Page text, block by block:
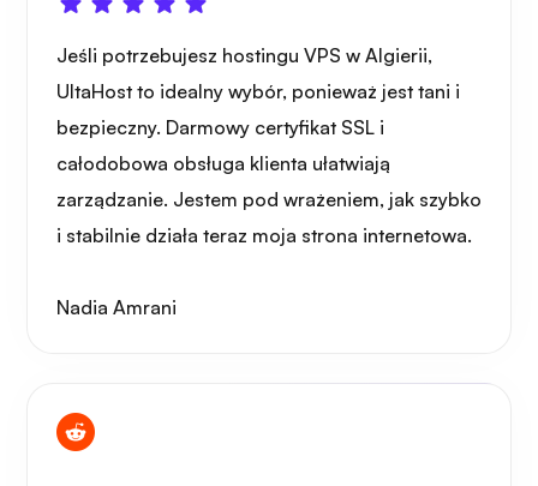
Jeśli potrzebujesz hostingu VPS w Algierii,
UltaHost to idealny wybór, ponieważ jest tani i
bezpieczny. Darmowy certyfikat SSL i
całodobowa obsługa klienta ułatwiają
zarządzanie. Jestem pod wrażeniem, jak szybko
i stabilnie działa teraz moja strona internetowa.
Nadia Amrani